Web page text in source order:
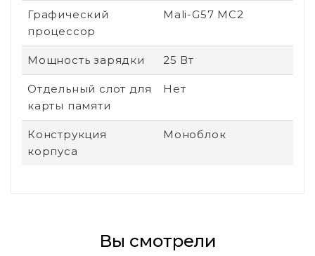
Графический
процессор
Mali-G57 MC2
Мощность зарядки 25 Вт
Отдельный слот для
карты памяти
Нет
Конструкция
корпуса
Моноблок
Вы смотрели